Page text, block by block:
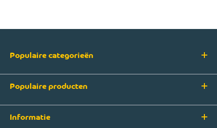
Populaire categorieën
Populaire producten
Informatie